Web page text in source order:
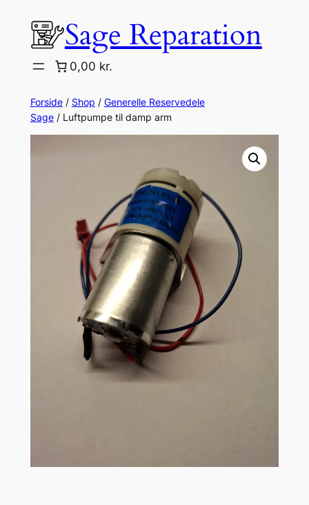
indhold
Sage Reparation
0,00 kr.
Forside/ Shop / Generelle Reservedele
Sage/ Luftpumpe til damp arm